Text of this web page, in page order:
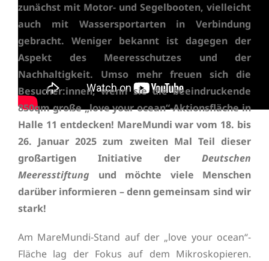
zunächst mit Motor- und Segelbooten, vielleicht
auch mit Wassersportarten in Verbindung
gebracht. Weniger bekannt ist dagegen der
Aspekt des Meeresschutzes und der
Nachhaltigkeit. Umso mehr freuen sich die
Besucher:innen, wenn sie die beeindruckende
850qm große „love your ocean“-Aktionsfläche in
Halle 11 entdecken! MareMundi war vom 18. bis
26. Januar 2025 zum zweiten Mal Teil dieser
großartigen Initiative der Deutschen
Meeresstiftung und möchte viele Menschen
darüber informieren – denn gemeinsam sind wir
stark!
Am MareMundi-Stand auf der „love your ocean“-
Fläche lag der Fokus auf dem Mikroskopieren.